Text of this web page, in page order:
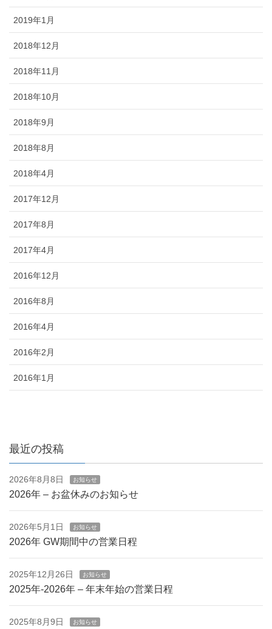
2019年1月
2018年12月
2018年11月
2018年10月
2018年9月
2018年8月
2018年4月
2017年12月
2017年8月
2017年4月
2016年12月
2016年8月
2016年4月
2016年2月
2016年1月
最近の投稿
2026年8月8日 お知らせ
2026年 – お盆休みのお知らせ
2026年5月1日 お知らせ
2026年 GW期間中の営業日程
2025年12月26日 お知らせ
2025年-2026年 – 年末年始の営業日程
2025年8月9日 お知らせ